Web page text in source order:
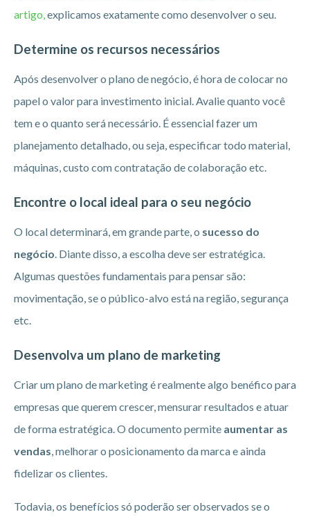
artigo,explicamos exatamente como desenvolver o seu.
Determine os recursos necessários
Após desenvolver o plano de negócio, é hora de colocar no
papel o valor para investimento inicial. Avalie quanto você
tem e o quanto será necessário. É essencial fazer um
planejamento detalhado, ou seja, especificar todo material,
máquinas, custo com contratação de colaboração etc.
Encontre o local ideal para o seu negócio
O local determinará, em grande parte, o sucesso do
negócio. Diante disso, a escolha deve ser estratégica.
Algumas questões fundamentais para pensar são:
movimentação, se o público-alvo está na região, segurança
etc.
Desenvolva um plano de marketing
Criar um plano de marketing é realmente algo benéfico para
empresas que querem crescer, mensurar resultados e atuar
de forma estratégica. O documento permite aumentar as
vendas, melhorar o posicionamento da marca e ainda
fidelizar os clientes.
Todavia, os benefícios só poderão ser observados se o